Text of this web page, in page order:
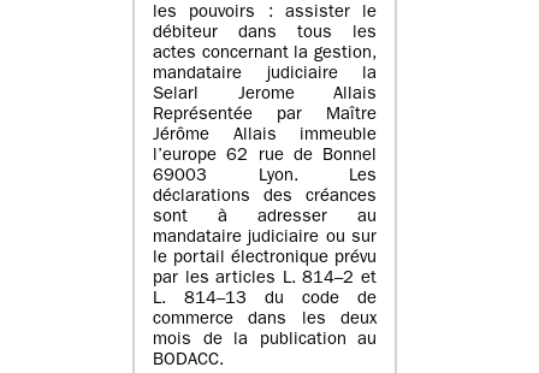
les pouvoirs : assister le
débiteur dans tous les
actes concernant la gestion,
mandataire judiciaire la
Selarl Jerome Allais
Représentée par Maître
Jérôme Allais immeuble
l’europe 62 rue de Bonnel
69003 Lyon. Les
déclarations des créances
sont à adresser au
mandataire judiciaire ou sur
le portail électronique prévu
par les articles L. 814–2 et
L. 814–13 du code de
commerce dans les deux
mois de la publication au
BODACC.